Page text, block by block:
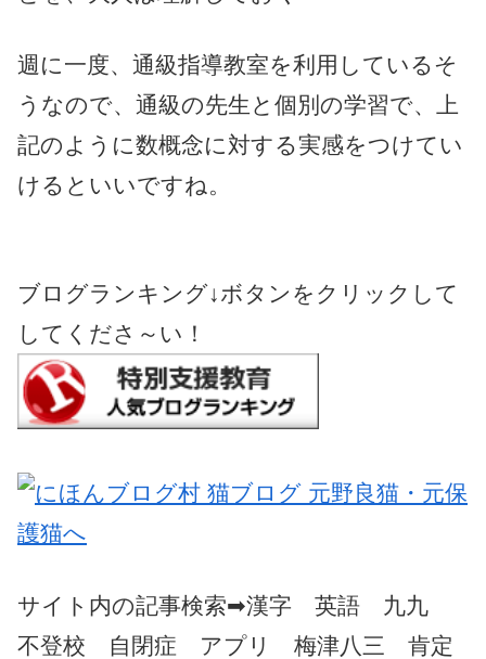
週に一度、通級指導教室を利用しているそ
うなので、通級の先生と個別の学習で、上
記のように数概念に対する実感をつけてい
けるといいですね。
ブログランキング↓ボタンをクリックして
してくださ～い！
サイト内の記事検索➡漢字 英語 九九
不登校 自閉症 アプリ 梅津八三 肯定